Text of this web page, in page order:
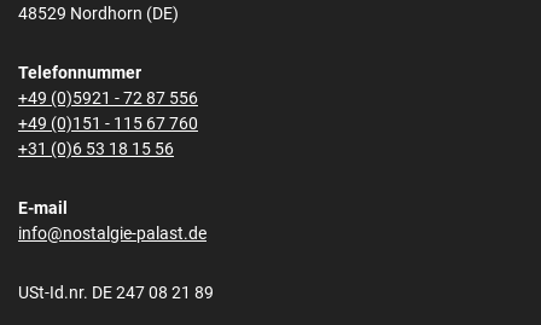
48529 Nordhorn (DE)
Telefonnummer
+49 (0)5921 - 72 87 556
+49 (0)151 - 115 67 760
+31 (0)6 53 18 15 56
E-mail
info@nostalgie-palast.de
USt-Id.nr. DE 247 08 21 89